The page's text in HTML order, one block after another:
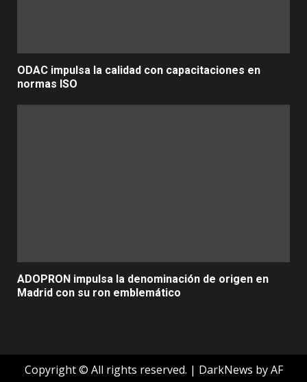
ODAC impulsa la calidad con capacitaciones en
normas ISO
ADOPRON impulsa la denominación de origen en
Madrid con su ron emblemático
Copyright © All rights reserved. | DarkNews by AF